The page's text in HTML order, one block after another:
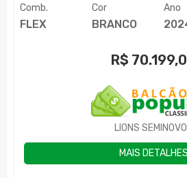
Comb.
FLEX
Cor
BRANCO
Ano
R$
LIONS
MAIS DETALHES